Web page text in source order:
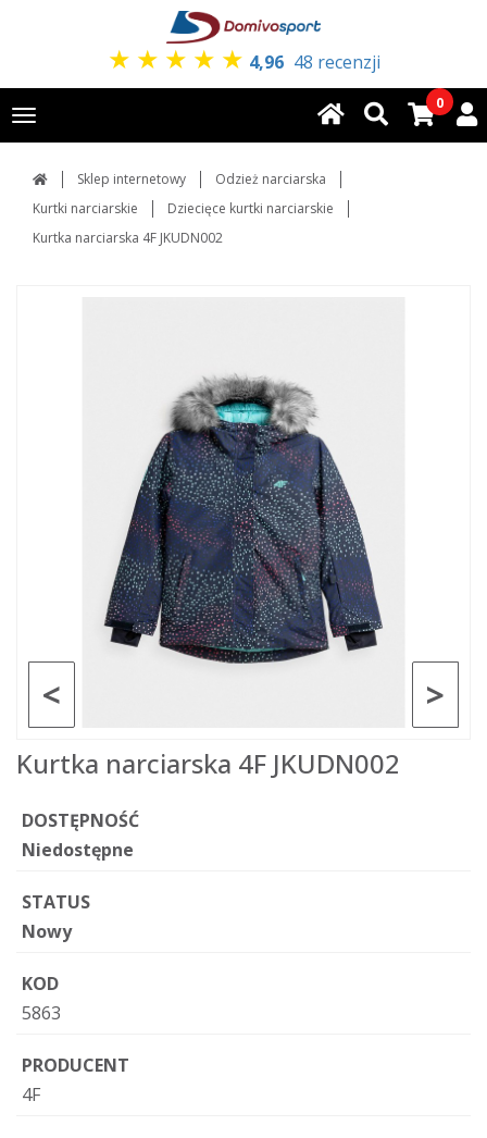
★ ★ ★ ★ ★ 4,96 48 recenzji
Toggle
navigation
0
Sklep internetowy
Odzież narciarska
Kurtki narciarskie
Dziecięce kurtki narciarskie
Kurtka narciarska 4F JKUDN002
>
<
Kurtka narciarska 4F JKUDN002
DOSTĘPNOŚĆ
Niedostępne
STATUS
Nowy
KOD
5863
PRODUCENT
4F